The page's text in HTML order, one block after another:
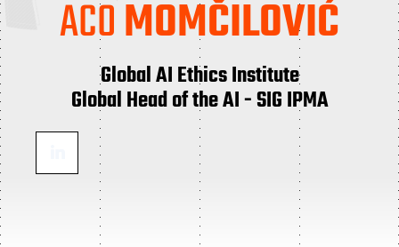
ACOMOMČILOVIĆ
Global AI Ethics Institute
Global Head of the AI - SIG IPMA